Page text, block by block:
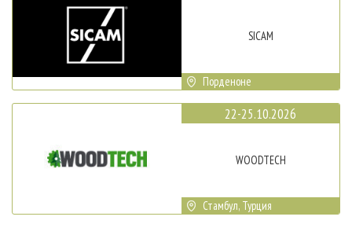
SICAM
Порденоне
22-25.10.2026
WOODTECH
Стамбул, Турция